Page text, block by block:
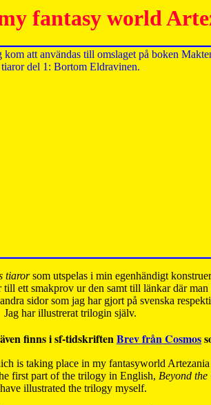
fantasy world
tiarorsom utspelas i min egenhändigt
till ett smakprov ur den samt till länkar där man
sidor som jag har gjort på svenska
Jag har illustrerat trilogin själv.
finns i sf-tidskriftenBrev från Cosmos
is taking place in my fantasyworld
first part of the trilogy in English, Beyond
illustrated the trilogy myself.